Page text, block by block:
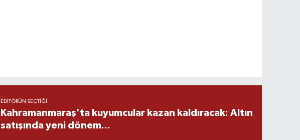
EDITÖRÜN SEÇTIĞI
Kahramanmaraş'ta kuyumcular kazan kaldıracak: Altın
satışında yeni dönem...